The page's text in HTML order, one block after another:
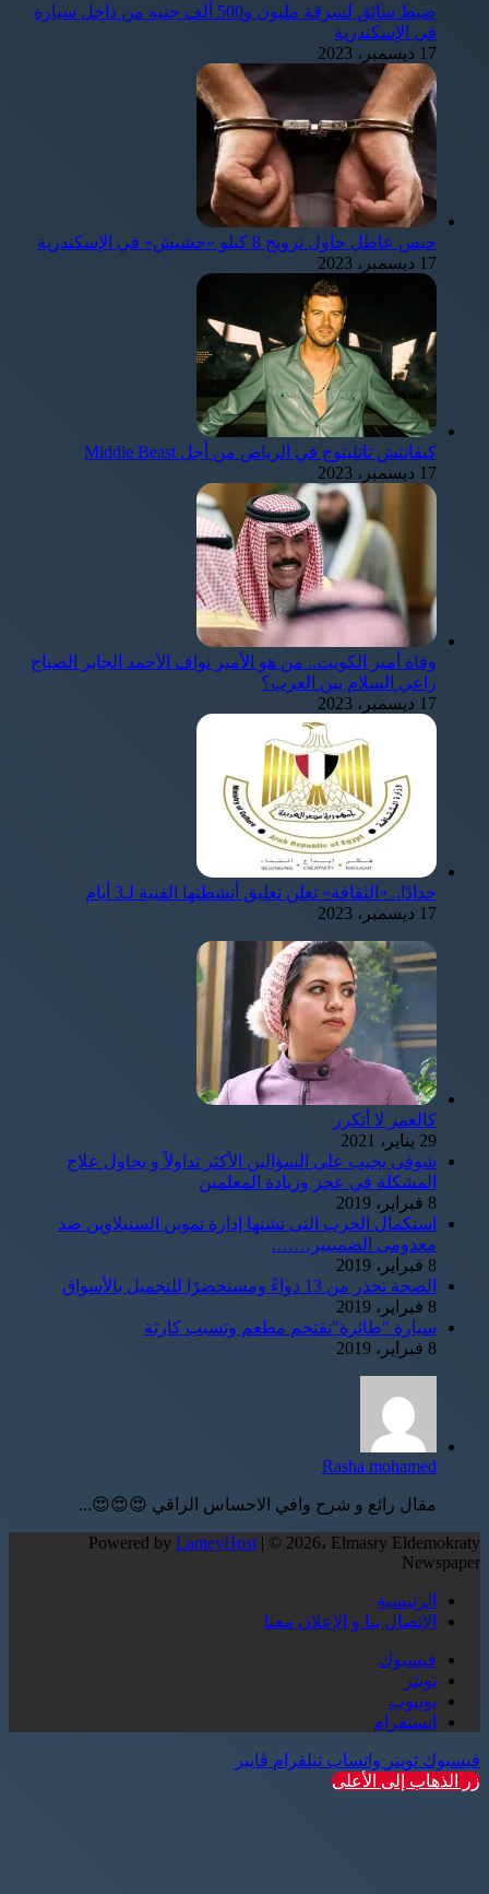
ضبط سائق لسرقة مليون و500 ألف جنيه من داخل سيارة
في الإسكندرية
17 ديسمبر، 2023
حبس عاطل حاول ترويج 8 كيلو «حشيش» في الإسكندرية
17 ديسمبر، 2023
كيفانتش تاتليتوج في الرياض من أجل Middle Beast
17 ديسمبر، 2023
وفاة أمير الكويت.. من هو الأمير نواف الأحمد الجابر الصباح
راعي السلام بين العرب؟
17 ديسمبر، 2023
حدادًا.. «الثقافة» تعلن تعليق أنشطتها الفنية لـ3 أيام
17 ديسمبر، 2023
كالعمر لا أتكرر
29 يناير، 2021
شوقى يجيب على السؤالين الأكثر تداولاً و يحاول علاج
المشكلة في عجز وزيادة المعلمين
8 فبراير، 2019
استكمال الحرب التى تشنها إدارة تموين السنبلاوين ضد
معدومى الضمييير…….
8 فبراير، 2019
الصحة تحذر من 13 دواءً ومستحضرًا للتجميل بالأسواق
8 فبراير، 2019
سيارة "طائرة"تقتحم مطعم وتسبب كارثة
8 فبراير، 2019
Rasha mohamed
مقال رائع و شرح وافي الاحساس الراقي 😍😍😍...
Powered by LameyHost | © 2026، Elmasry Eldemokraty
Newspaper
الرئيسية
الإتصال بنا و الإعلان معنا
فيسبوك
تويتر
يوتيوب
انستقرام
فيسبوك تويتر واتساب تيلقرام ڤايبر
زر الذهاب إلى الأعلى